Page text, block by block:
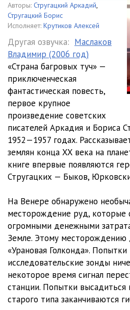
Авторы: Стругацкий Аркадий,
Стругацкий Борис
Исполняет: Крутиков Алексей
Другая озвучка: Маслаков
Владимир (2006 год)
«Страна багровых туч» —
приключенческая
фантастическая повесть,
первое крупное
произведение советских
писателей Аркадия и Бориса
1952—1957 годах.
землян конца XX века на
книге впервые появляются
Стругацких — Быков,
На Венере обнаружено
месторождение руд,
огромными денежными
Земле. Этому месторождению
«Урановая Голконда».
исследовательские зонды
некоторое время сигнал
станции. Попытки высадиться
старого типа заканчиваются